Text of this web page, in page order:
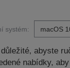
systém:
abyste
nabídky,